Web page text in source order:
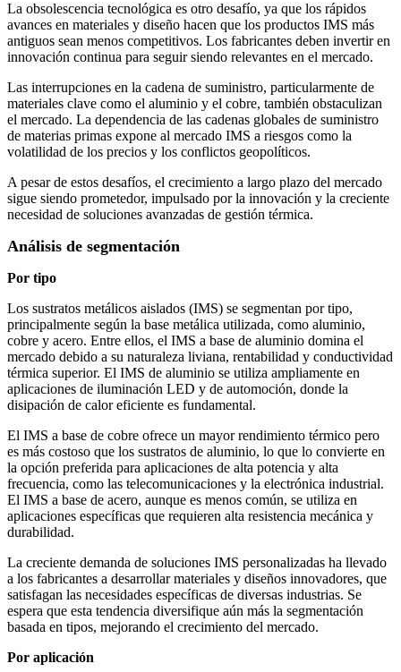
La obsolescencia tecnológica es otro desafío, ya que los rápidos
avances en materiales y diseño hacen que los productos IMS más
antiguos sean menos competitivos. Los fabricantes deben invertir en
innovación continua para seguir siendo relevantes en el mercado.
Las interrupciones en la cadena de suministro, particularmente de
materiales clave como el aluminio y el cobre, también obstaculizan
el mercado. La dependencia de las cadenas globales de suministro
de materias primas expone al mercado IMS a riesgos como la
volatilidad de los precios y los conflictos geopolíticos.
A pesar de estos desafíos, el crecimiento a largo plazo del mercado
sigue siendo prometedor, impulsado por la innovación y la creciente
necesidad de soluciones avanzadas de gestión térmica.
Análisis de segmentación
Por tipo
Los sustratos metálicos aislados (IMS) se segmentan por tipo,
principalmente según la base metálica utilizada, como aluminio,
cobre y acero. Entre ellos, el IMS a base de aluminio domina el
mercado debido a su naturaleza liviana, rentabilidad y conductividad
térmica superior. El IMS de aluminio se utiliza ampliamente en
aplicaciones de iluminación LED y de automoción, donde la
disipación de calor eficiente es fundamental.
El IMS a base de cobre ofrece un mayor rendimiento térmico pero
es más costoso que los sustratos de aluminio, lo que lo convierte en
la opción preferida para aplicaciones de alta potencia y alta
frecuencia, como las telecomunicaciones y la electrónica industrial.
El IMS a base de acero, aunque es menos común, se utiliza en
aplicaciones específicas que requieren alta resistencia mecánica y
durabilidad.
La creciente demanda de soluciones IMS personalizadas ha llevado
a los fabricantes a desarrollar materiales y diseños innovadores, que
satisfagan las necesidades específicas de diversas industrias. Se
espera que esta tendencia diversifique aún más la segmentación
basada en tipos, mejorando el crecimiento del mercado.
Por aplicación